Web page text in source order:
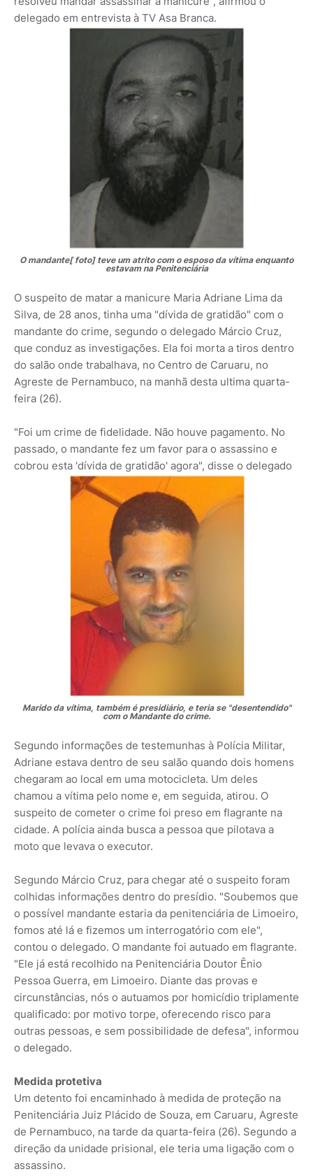
delegado em entrevista à TV Asa Branca.
O mandante[ foto] teve um atrito com o esposo da vítima enquanto
estavam na Penitenciária
O suspeito de matar a manicure Maria Adriane Lima da
Silva, de 28 anos, tinha uma "dívida de gratidão" com o
mandante do crime, segundo o delegado Márcio Cruz,
que conduz as investigações. Ela foi morta a tiros dentro
do salão onde trabalhava, no Centro de Caruaru, no
Agreste de Pernambuco, na manhã desta ultima quarta-
feira (26).
"Foi um crime de fidelidade. Não houve pagamento. No
passado, o mandante fez um favor para o assassino e
cobrou esta 'dívida de gratidão' agora", disse o delegado
Marido da vítima, também é presidiário, e teria se "desentendido"
com o Mandante do crime.
Segundo informações de testemunhas à Polícia Militar,
Adriane estava dentro de seu salão quando dois homens
chegaram ao local em uma motocicleta. Um deles
chamou a vítima pelo nome e, em seguida, atirou. O
suspeito de cometer o crime foi preso em flagrante na
cidade. A polícia ainda busca a pessoa que pilotava a
moto que levava o executor.
Segundo Márcio Cruz, para chegar até o suspeito foram
colhidas informações dentro do presídio. "Soubemos que
o possível mandante estaria da penitenciária de Limoeiro,
fomos até lá e fizemos um interrogatório com ele",
contou o delegado. O mandante foi autuado em flagrante.
"Ele já está recolhido na Penitenciária Doutor Ênio
Pessoa Guerra, em Limoeiro. Diante das provas e
circunstâncias, nós o autuamos por homicídio triplamente
qualificado: por motivo torpe, oferecendo risco para
outras pessoas, e sem possibilidade de defesa", informou
o delegado.
Medida protetiva
Um detento foi encaminhado à medida de proteção na
Penitenciária Juiz Plácido de Souza, em Caruaru, Agreste
de Pernambuco, na tarde da quarta-feira (26). Segundo a
direção da unidade prisional, ele teria uma ligação com o
assassino.